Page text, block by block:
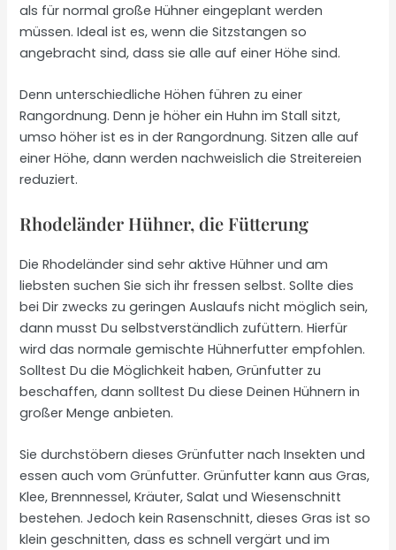
als für normal große Hühner eingeplant werden
müssen. Ideal ist es, wenn die Sitzstangen so
angebracht sind, dass sie alle auf einer Höhe sind.
Denn unterschiedliche Höhen führen zu einer
Rangordnung. Denn je höher ein Huhn im Stall sitzt,
umso höher ist es in der Rangordnung. Sitzen alle auf
einer Höhe, dann werden nachweislich die Streitereien
reduziert.
Rhodeländer Hühner, die Fütterung
Die Rhodeländer sind sehr aktive Hühner und am
liebsten suchen Sie sich ihr fressen selbst. Sollte dies
bei Dir zwecks zu geringen Auslaufs nicht möglich sein,
dann musst Du selbstverständlich zufüttern. Hierfür
wird das normale gemischte Hühnerfutter empfohlen.
Solltest Du die Möglichkeit haben, Grünfutter zu
beschaffen, dann solltest Du diese Deinen Hühnern in
großer Menge anbieten.
Sie durchstöbern dieses Grünfutter nach Insekten und
essen auch vom Grünfutter. Grünfutter kann aus Gras,
Klee, Brennnessel, Kräuter, Salat und Wiesenschnitt
bestehen. Jedoch kein Rasenschnitt, dieses Gras ist so
klein geschnitten, dass es schnell vergärt und im